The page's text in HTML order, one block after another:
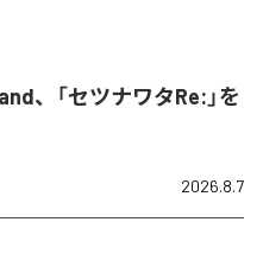
、「セツナワタRe:」を
2026.8.7